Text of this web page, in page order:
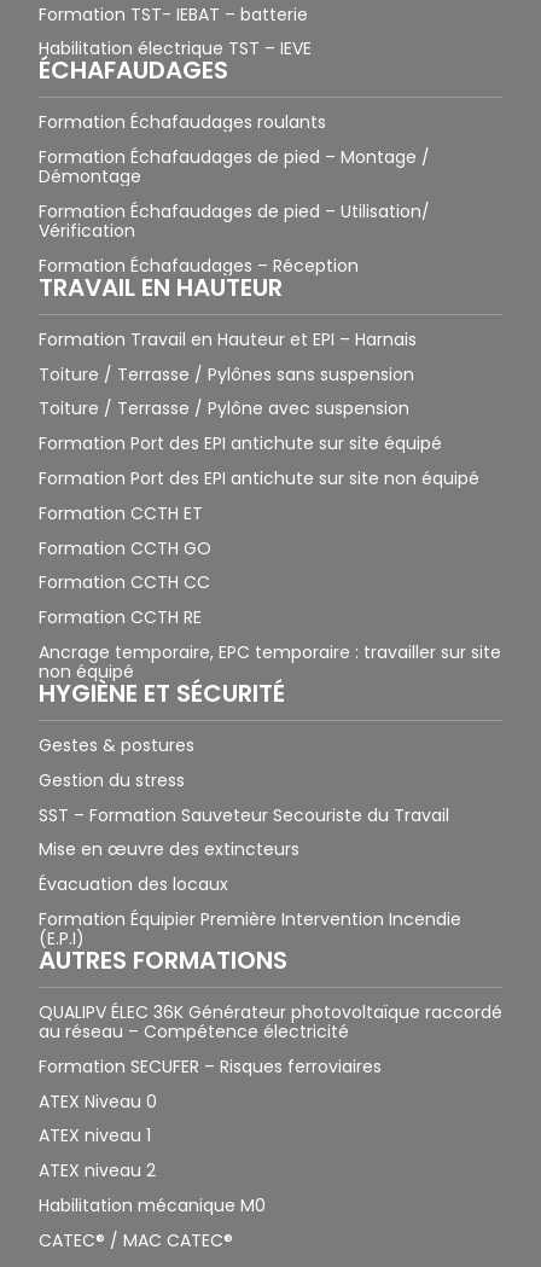
Formation TST- IEBAT – batterie
Habilitation électrique TST – IEVE
ÉCHAFAUDAGES
Formation Échafaudages roulants
Formation Échafaudages de pied – Montage /
Démontage
Formation Échafaudages de pied – Utilisation/
Vérification
Formation Échafaudages – Réception
TRAVAIL EN HAUTEUR
Formation Travail en Hauteur et EPI – Harnais
Toiture / Terrasse / Pylônes sans suspension
Toiture / Terrasse / Pylône avec suspension
Formation Port des EPI antichute sur site équipé
Formation Port des EPI antichute sur site non équipé
Formation CCTH ET
Formation CCTH GO
Formation CCTH CC
Formation CCTH RE
Ancrage temporaire, EPC temporaire : travailler sur site
non équipé
HYGIÈNE ET SÉCURITÉ
Gestes & postures
Gestion du stress
SST – Formation Sauveteur Secouriste du Travail
Mise en œuvre des extincteurs
Évacuation des locaux
Formation Équipier Première Intervention Incendie
(E.P.I)
AUTRES FORMATIONS
QUALIPV ÉLEC 36K Générateur photovoltaïque raccordé
au réseau – Compétence électricité
Formation SECUFER – Risques ferroviaires
ATEX Niveau 0
ATEX niveau 1
ATEX niveau 2
Habilitation mécanique M0
CATEC® / MAC CATEC®